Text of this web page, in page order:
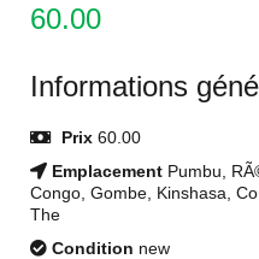
60.00
Informations
Prix 60.00
Emplacement Pumbu,
Congo, Gombe, Kinshasa,
The
Condition new